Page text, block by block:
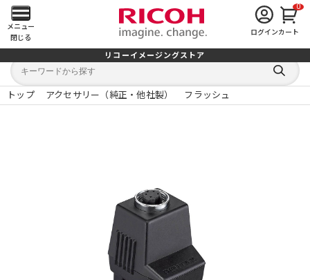
メ
イ
ン
メ
メニュー
閉じる
ログイン
0
カート
リコーイメージングストア
キ
ワ
ー
キ
検
索
る
トップ アクセサリー（純正・他社製） フラッシュ